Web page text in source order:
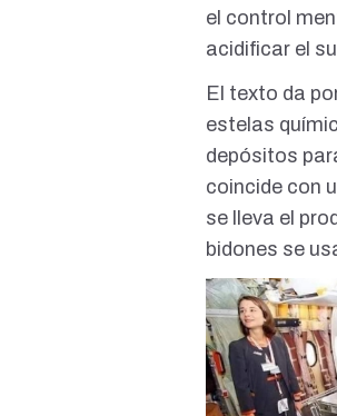
el control
acidificar el
El texto da
estelas
depósitos
coincide con
se lleva el
bidones se